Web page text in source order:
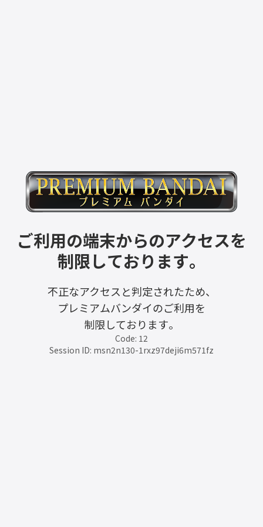
ご利用の端末からのアクセスを
制限しております。
不正なアクセスと判定されたため、
プレミアムバンダイのご利用を
制限しております。
Code: 12
Session ID: msn2n130-1rxz97deji6m571fz